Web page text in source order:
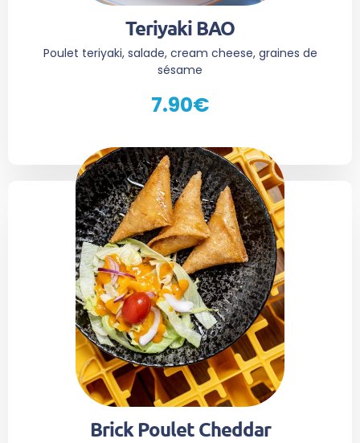
Teriyaki BAO
Poulet teriyaki, salade, cream cheese, graines de
sésame
7.90€
Brick Poulet Cheddar